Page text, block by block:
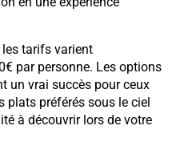
les tarifs varient
par personne. Les options
un vrai succès pour ceux
plats préférés sous le ciel
à découvrir lors de votre